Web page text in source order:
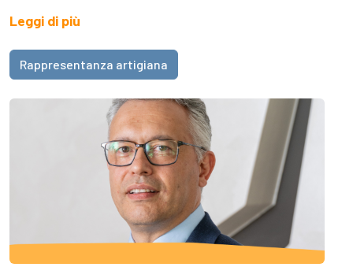
Leggi di più
Rappresentanza artigiana